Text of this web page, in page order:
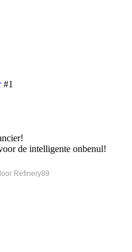
#1
de intelligente onbenul!
Refinery89